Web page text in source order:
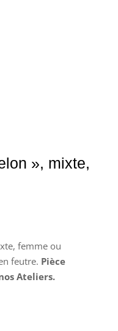
», mixte,
femme ou
feutre. Pièce
Ateliers.